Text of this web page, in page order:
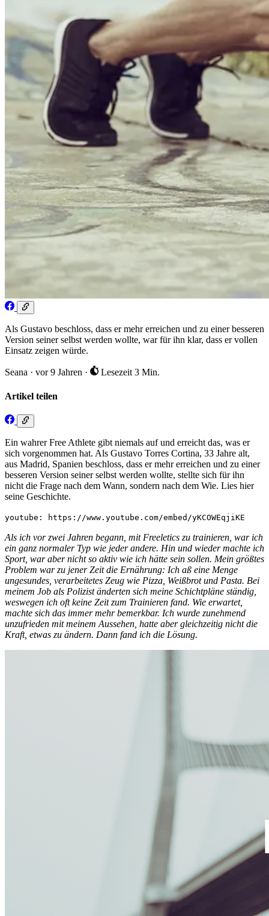
Als Gustavo beschloss, dass er mehr erreichen und zu einer besseren
Version seiner selbst werden wollte, war für ihn klar, dass er vollen
Einsatz zeigen würde.
Seana · vor 9 Jahren · Lesezeit 3 Min.
Artikel teilen
Ein wahrer Free Athlete gibt niemals auf und erreicht das, was er
sich vorgenommen hat. Als Gustavo Torres Cortina, 33 Jahre alt,
aus Madrid, Spanien beschloss, dass er mehr erreichen und zu einer
besseren Version seiner selbst werden wollte, stellte sich für ihn
nicht die Frage nach dem Wann, sondern nach dem Wie. Lies hier
seine Geschichte.
youtube: https://www.youtube.com/embed/yKCOWEqjiKE
Als ich vor zwei Jahren begann, mit Freeletics zu trainieren, war ich
ein ganz normaler Typ wie jeder andere. Hin und wieder machte ich
Sport, war aber nicht so aktiv wie ich hätte sein sollen. Mein größtes
Problem war zu jener Zeit die Ernährung: Ich aß eine Menge
ungesundes, verarbeitetes Zeug wie Pizza, Weißbrot und Pasta. Bei
meinem Job als Polizist änderten sich meine Schichtpläne ständig,
weswegen ich oft keine Zeit zum Trainieren fand. Wie erwartet,
machte sich das immer mehr bemerkbar. Ich wurde zunehmend
unzufrieden mit meinem Aussehen, hatte aber gleichzeitig nicht die
Kraft, etwas zu ändern. Dann fand ich die Lösung.